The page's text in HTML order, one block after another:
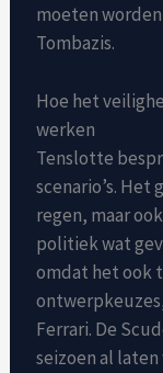
moeten
Tombazis.
Hoe het
werken
Tenslotte
scenario’s. Het
regen, maar
politiek wat
omdat het ook
Ferrari. De
seizoen al